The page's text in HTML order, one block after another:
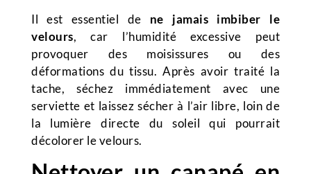
Il est essentiel de ne jamais imbiber le
velours, car l’humidité excessive peut
provoquer des moisissures ou des
déformations du tissu. Après avoir traité la
tache, séchez immédiatement avec une
serviette et laissez sécher à l’air libre, loin de
la lumière directe du soleil qui pourrait
décolorer le velours.